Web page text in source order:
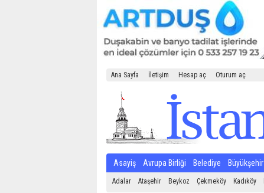
Ana Sayfa İletişim Hesap aç Oturum aç
Asayiş Avrupa Birliği Belediye Büyükşehir
Adalar Ataşehir Beykoz Çekmeköy Kadıköy